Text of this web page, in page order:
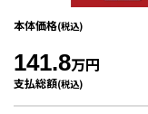
本体価格(税込)
141.8万円
支払総額(税込)